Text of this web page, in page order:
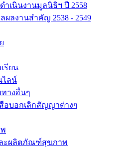
ำเนินงานมูลนิธิฯ ปี 2558
ผลงานสำคัญ 2538 - 2549
รียน
ไลน์
ทางอื่นๆ
อบอกเลิกสัญญาต่างๆ
ะผลิตภัณฑ์สุขภาพ